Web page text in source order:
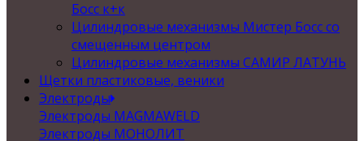
Босс к+к
Цилиндровые механизмы Мистер Босс со
смещенным центром
Цилиндровые механизмы САМИР ЛАТУНЬ
Щетки пластиковые, веники
Электроды
Электроды MAGMAWELD
Электроды МОНОЛИТ